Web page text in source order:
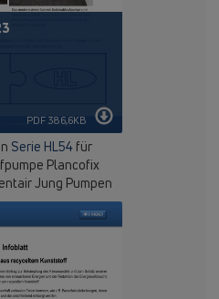
PDF 386,6KB
Serie HL54 für
Plancofix
Jung Pumpen